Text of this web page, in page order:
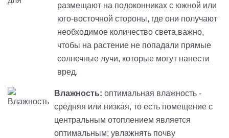
размещают на подоконниках с южной или
юго-восточной стороны, где они получают
необходимое количество света,важно,
чтобы на растение не попадали прямые
солнечные лучи, которые могут нанести
вред.
Влажность: оптимальная влажность -
средняя или низкая, то есть помещение с
центральным отоплением является
оптимальным; увлажнять почву